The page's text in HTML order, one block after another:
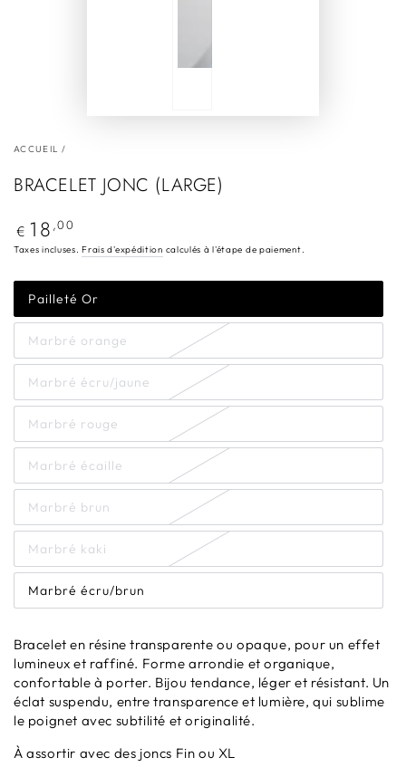
ACCUEIL /
BRACELET JONC (LARGE)
Prix
normal
€ 18 ,00
Taxes incluses.Frais d'expédition calculés à l'étape de paiement.
Pailleté Or
Marbré orange
Marbré écru/jaune
Marbré rouge
Marbré écaille
Marbré brun
Marbré kaki
Marbré écru/brun
Bracelet en résine transparente ou opaque, pour un effet
lumineux et raffiné. Forme arrondie et organique,
confortable à porter. Bijou tendance, léger et résistant. Un
éclat suspendu, entre transparence et lumière, qui sublime
le poignet avec subtilité et originalité.
À assortir avec des joncs Fin ou XL